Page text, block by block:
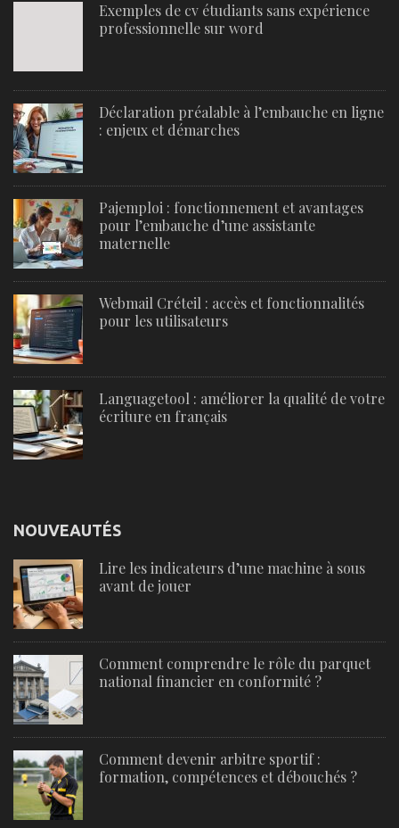
Exemples de cv étudiants sans expérience
professionnelle sur word
Déclaration préalable à l’embauche en ligne
: enjeux et démarches
Pajemploi : fonctionnement et avantages
pour l’embauche d’une assistante
maternelle
Webmail Créteil : accès et fonctionnalités
pour les utilisateurs
Languagetool : améliorer la qualité de votre
écriture en français
NOUVEAUTÉS
Lire les indicateurs d’une machine à sous
avant de jouer
Comment comprendre le rôle du parquet
national financier en conformité ?
Comment devenir arbitre sportif :
formation, compétences et débouchés ?